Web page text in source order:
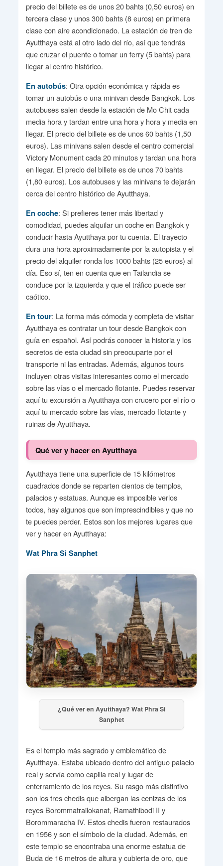
precio del billete es de unos 20 bahts (0,50 euros) en
tercera clase y unos 300 bahts (8 euros) en primera
clase con aire acondicionado. La estación de tren de
Ayutthaya está al otro lado del río, así que tendrás
que cruzar el puente o tomar un ferry (5 bahts) para
llegar al centro histórico.
En autobús: Otra opción económica y rápida es
tomar un autobús o una minivan desde Bangkok. Los
autobuses salen desde la estación de Mo Chit cada
media hora y tardan entre una hora y hora y media en
llegar. El precio del billete es de unos 60 bahts (1,50
euros). Las minivans salen desde el centro comercial
Victory Monument cada 20 minutos y tardan una hora
en llegar. El precio del billete es de unos 70 bahts
(1,80 euros). Los autobuses y las minivans te dejarán
cerca del centro histórico de Ayutthaya.
En coche: Si prefieres tener más libertad y
comodidad, puedes alquilar un coche en Bangkok y
conducir hasta Ayutthaya por tu cuenta. El trayecto
dura una hora aproximadamente por la autopista y el
precio del alquiler ronda los 1000 bahts (25 euros) al
día. Eso sí, ten en cuenta que en Tailandia se
conduce por la izquierda y que el tráfico puede ser
caótico.
En tour: La forma más cómoda y completa de visitar
Ayutthaya es contratar un tour desde Bangkok con
guía en español. Así podrás conocer la historia y los
secretos de esta ciudad sin preocuparte por el
transporte ni las entradas. Además, algunos tours
incluyen otras visitas interesantes como el mercado
sobre las vías o el mercado flotante. Puedes reservar
aquí tu excursión a Ayutthaya con crucero por el río o
aquí tu mercado sobre las vías, mercado flotante y
ruinas de Ayutthaya.
Qué ver y hacer en Ayutthaya
Ayutthaya tiene una superficie de 15 kilómetros
cuadrados donde se reparten cientos de templos,
palacios y estatuas. Aunque es imposible verlos
todos, hay algunos que son imprescindibles y que no
te puedes perder. Estos son los mejores lugares que
ver y hacer en Ayutthaya:
Wat Phra Si Sanphet
¿Qué ver en Ayutthaya? Wat Phra Si
Sanphet
Es el templo más sagrado y emblemático de
Ayutthaya. Estaba ubicado dentro del antiguo palacio
real y servía como capilla real y lugar de
enterramiento de los reyes. Su rasgo más distintivo
son los tres chedis que albergan las cenizas de los
reyes Borommatrailokanat, Ramathibodi II y
Borommaracha IV. Estos chedis fueron restaurados
en 1956 y son el símbolo de la ciudad. Además, en
este templo se encontraba una enorme estatua de
Buda de 16 metros de altura y cubierta de oro, que